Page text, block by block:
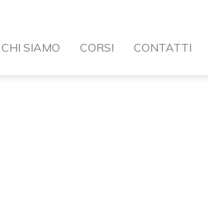
CHI SIAMO CORSI CONTATTI